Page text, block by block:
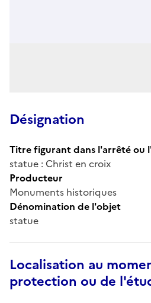
Désignation
Titre figurant dans l'arrêté ou
statue : Christ en croix
Producteur
Monuments historiques
Dénomination de l'objet
statue
Localisation au
protection ou de